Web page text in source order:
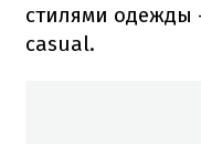
стилями одежды
casual.